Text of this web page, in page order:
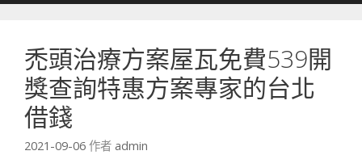
禿頭治療方案屋瓦免費539開
獎查詢特惠方案專家的台北
借錢
2021-09-06 作者 admin